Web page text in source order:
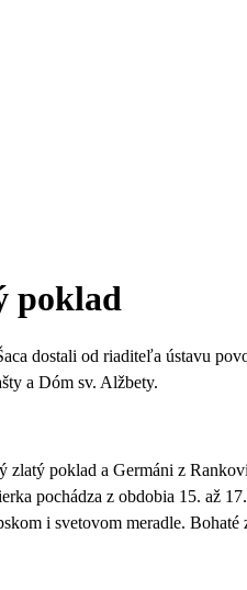
poklad
dostali od riaditeľa ústavu
a Dóm sv. Alžbety.
zlatý poklad a Germáni z
pochádza z obdobia 15. až
i svetovom meradle.